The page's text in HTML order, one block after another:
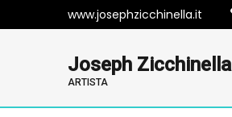
www.josephzicchinella.it
Joseph Zicchinella
ARTISTA